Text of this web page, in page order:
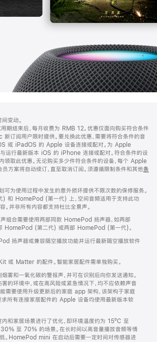
变动。
期结束后，每月收费为 RMB 12。优惠仅面向购买符合条件
订阅用户限时提供。要兑换此优惠，需要将符合条件的音
或 iPadOS 的 Apple 设备连接或配对。为 Apple
运行最新版本 iOS 的 iPhone 连接或配对。符合条件的设
领取此优惠。无论购买多少件符合条件的设备，每个 Apple
员方案将自动续订，直至取消订阅。须遵循限制条件和其他条
为使用过程中发生的意外损坏提供不限次数的保修服务。
和 HomePod (第一代) 上，空间音频适用于支持此功
并非所有内容都支持杜比全景声。
组合需要使用两部同款 HomePod 扬声器，如两部
HomePod (第二代) 或两部 HomePod (第一代)。
扬声器或兼容隔空播放功能并运行最新隔空播放软件
或 Matter 的配件。智能家居配件需单独购买。
雾和一氧化碳的警报声，并可在识别后向你发送通知。
的环境中，或在高风险或紧急情况下，均不应依赖声音
需要使用升级更新后的家庭 app 架构，该架构于家庭
求所有连接家居配件的 Apple 设备均使用最新版本软
和家居场景进行了优化，即环境温度约为 15ºC 至
至 70% 的场景。在长时间以高音量播放音频等情
低。HomePod mini 在启动后需要一定时间对传感器进